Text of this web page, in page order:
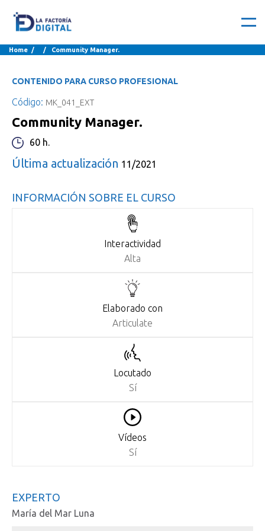
Home / / Community Manager.
CONTENIDO PARA CURSO PROFESIONAL
Código: MK_041_EXT
Community Manager.
60 h.
Última actualización 11/2021
INFORMACIÓN SOBRE EL CURSO
Interactividad
Alta
Elaborado con
Articulate
Locutado
Sí
Vídeos
Sí
EXPERTO
María del Mar Luna